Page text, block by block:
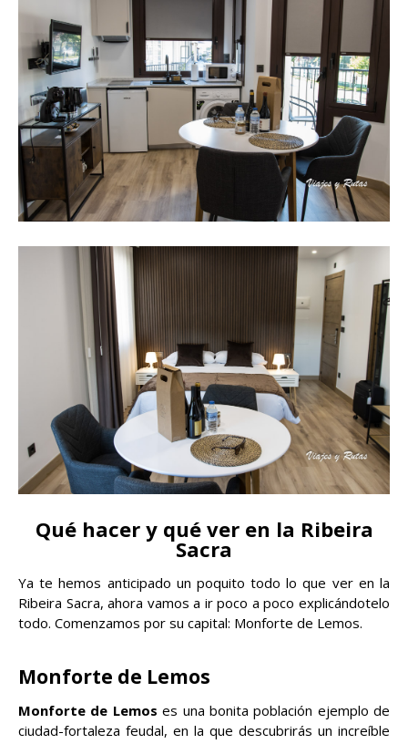
Qué hacer y qué ver en la Ribeira
Sacra
Ya te hemos anticipado un poquito todo lo que ver en la
Ribeira Sacra, ahora vamos a ir poco a poco explicándotelo
todo. Comenzamos por su capital: Monforte de Lemos.
Monforte de Lemos
Monforte de Lemoses una bonita población ejemplo de
ciudad-fortaleza feudal, en la que descubrirás un increíble